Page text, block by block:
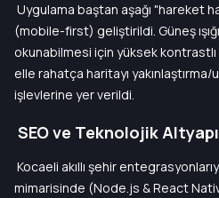
Uygulama baştan aşağı "hareket
(mobile-first) geliştirildi. Güneş
okunabilmesi için yüksek
elle rahatça haritayı
işlevlerine yer verildi.
SEO ve Teknolojik
Kocaeli akıllı şehir
mimarisinde (Node.js & React